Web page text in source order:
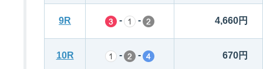
9R - - 4,660円
10R - - 670円